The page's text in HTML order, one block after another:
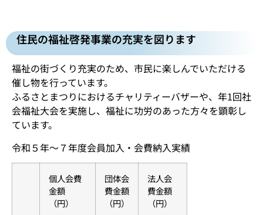
住民の福祉啓発事業の充実を図ります
福祉の街づくり充実のため、市民に楽しんでいただける
催し物を行っています。
ふるさとまつりにおけるチャリティーバザーや、年1回社
会福祉大会を実施し、福祉に功労のあった方々を顕彰し
ています。
令和５年～７年度会員加入・会費納入実績
個人会費
金額
（円）
団体会
費金額
（円）
法人会
費金額
（円）